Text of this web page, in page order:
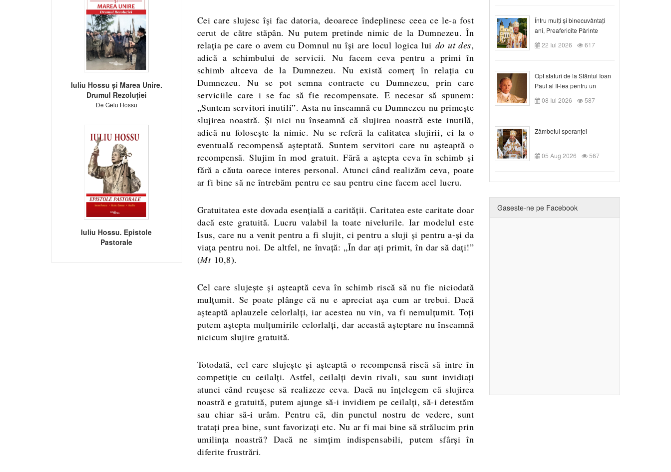
Iuliu Hossu și Marea Unire.
Drumul Rezoluției
De Gelu Hossu
Iuliu Hossu. Epistole
Pastorale
Cei care slujesc își fac datoria, deoarece îndeplinesc ceea ce le-a fost
cerut de către stăpân. Nu putem pretinde nimic de la Dumnezeu. În
relația pe care o avem cu Domnul nu își are locul logica lui do ut des,
adică a schimbului de servicii. Nu facem ceva pentru a primi în
schimb altceva de la Dumnezeu. Nu există comerț în relația cu
Dumnezeu. Nu se pot semna contracte cu Dumnezeu, prin care
serviciile care i se fac să fie recompensate. E necesar să spunem:
„Suntem servitori inutili”. Asta nu înseamnă cu Dumnezeu nu primește
slujirea noastră. Și nici nu înseamnă că slujirea noastră este inutilă,
adică nu folosește la nimic. Nu se referă la calitatea slujirii, ci la o
eventuală recompensă așteptată. Suntem servitori care nu așteaptă o
recompensă. Slujim în mod gratuit. Fără a aștepta ceva în schimb și
fără a căuta oarece interes personal. Atunci când realizăm ceva, poate
ar fi bine să ne întrebăm pentru ce sau pentru cine facem acel lucru.
Gratuitatea este dovada esențială a carității. Caritatea este caritate doar
dacă este gratuită. Lucru valabil la toate nivelurile. Iar modelul este
Isus, care nu a venit pentru a fi slujit, ci pentru a sluji și pentru a-și da
viața pentru noi. De altfel, ne învață: „În dar ați primit, în dar să dați!”
(Mt10,8).
Cel care slujește și așteaptă ceva în schimb riscă să nu fie niciodată
mulțumit. Se poate plânge că nu e apreciat așa cum ar trebui. Dacă
așteaptă aplauzele celorlalți, iar acestea nu vin, va fi nemulțumit. Toți
putem aștepta mulțumirile celorlalți, dar această așteptare nu înseamnă
nicicum slujire gratuită.
Totodată, cel care slujește și așteaptă o recompensă riscă să intre în
competiție cu ceilalți. Astfel, ceilalți devin rivali, sau sunt invidiați
atunci când reușesc să realizeze ceva. Dacă nu înțelegem că slujirea
noastră e gratuită, putem ajunge să-i invidiem pe ceilalți, să-i detestăm
sau chiar să-i urâm. Pentru că, din punctul nostru de vedere, sunt
tratați prea bine, sunt favorizați etc. Nu ar fi mai bine să strălucim prin
umilința noastră? Dacă ne simțim indispensabili, putem sfârși în
diferite frustrări.
Întru mulți și binecuvântați
ani, Preafericite Părinte
Claudiu!
22 Iul 2026 617
Opt sfaturi de la Sfântul Ioan
Paul al II-lea pentru un
creștin
08 Iul 2026 587
Zâmbetul speranței
05 Aug 2026 567
Gaseste-ne pe Facebook